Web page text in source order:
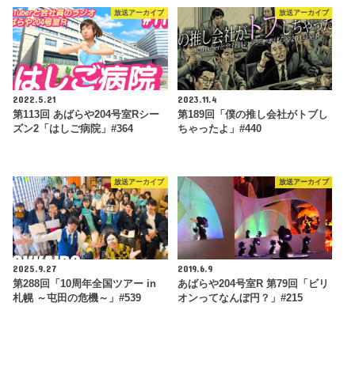
放送アーカイブ
2022.5.21
第113回 あばらや204号室Rシー
ズン2「はしご病院」#364
放送アーカイブ
2023.11.4
第189回「僕の推し会社がトブし
ちゃったよ」#440
放送アーカイブ
2025.9.27
第288回「10周年全国ツアー in
札幌 ～屯田の危機～」#539
放送アーカイブ
2019.6.9
あばらや204号室R 第79回「ビリ
オンってなんぼ円？」#215